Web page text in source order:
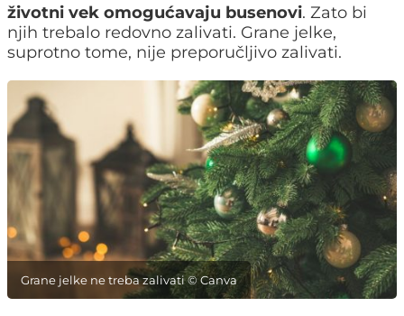
životni vek omogućavaju busenovi. Zato bi
njih trebalo redovno zalivati. Grane jelke,
suprotno tome, nije preporučljivo zalivati.
Grane jelke ne treba zalivati © Canva